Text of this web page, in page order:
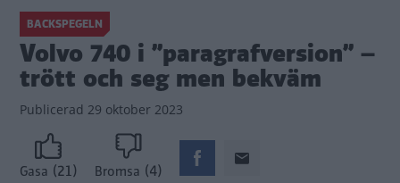
BACKSPEGELN
Volvo 740 i ”paragrafversion” –
trött och seg men bekväm
Publicerad 29 oktober 2023
Gasa (21) Bromsa (4)